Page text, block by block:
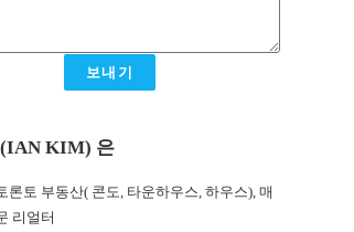
보내기
KIM) 은
론토 부동산( 콘도, 타운하우스, 하우스), 매
리얼터